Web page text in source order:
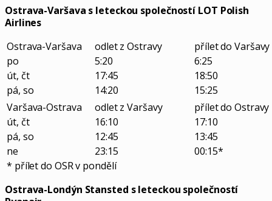
Ostrava-Varšava s leteckou společností LOT Polish
Airlines
Ostrava-Varšava
odlet z Ostravy
přílet do Varšavy
po
5:20
6:25
út, čt
17:45
18:50
pá, so
14:20
15:25
Varšava-Ostrava
odlet z Varšavy
přílet do Ostravy
út, čt
16:10
17:10
pá, so
12:45
13:45
ne
23:15
00:15*
* přílet do OSR v pondělí
Ostrava-Londýn Stansted s leteckou společností